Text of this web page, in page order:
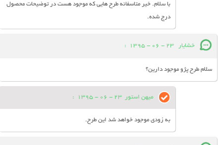
با سلام. خیر متاسفانه طرح هایی که موجود هست در توضیحات محصول
درج شده.
خشایار 23 - 06 - 1395
:
سلام طرح پژو موجود دارین؟
میهن استور 23 - 06 - 1395
:
به زودی موجود خواهد شد این طرح.